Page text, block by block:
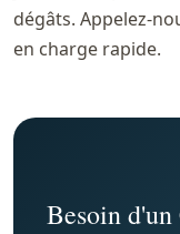
dégâts. Appelez-
en charge rapide.
Besoin